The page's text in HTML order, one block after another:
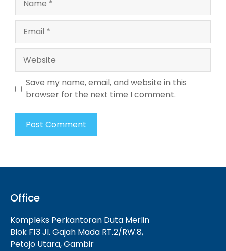
Website
Save my name, email, and website in this
browser for the next time I comment.
Office
Kompleks Perkantoran Duta Merlin
Blok F13 JI. Gajah Mada RT.2/RW.8,
Petojo Utara, Gambir